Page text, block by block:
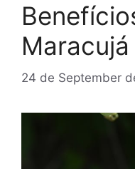
Maracujá
24 de September